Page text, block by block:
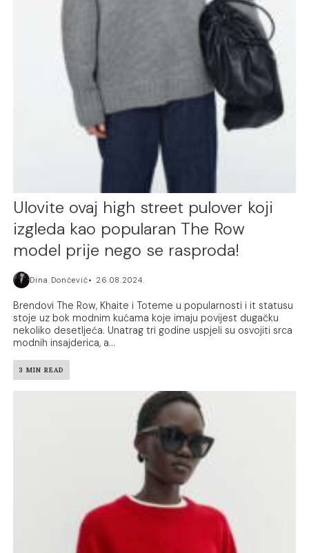
Ulovite ovaj high street pulover koji
izgleda kao popularan The Row
model prije nego se rasproda!
Dina Dončević 26.08.2024.
Brendovi The Row, Khaite i Toteme u popularnosti i it statusu
stoje uz bok modnim kućama koje imaju povijest dugačku
nekoliko desetljeća. Unatrag tri godine uspjeli su osvojiti srca
modnih insajderica, a...
3 MIN READ